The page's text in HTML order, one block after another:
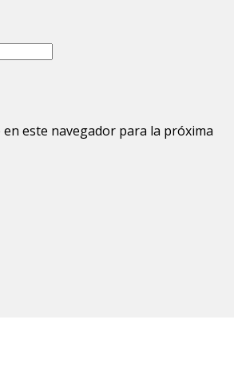
este navegador para la próxima